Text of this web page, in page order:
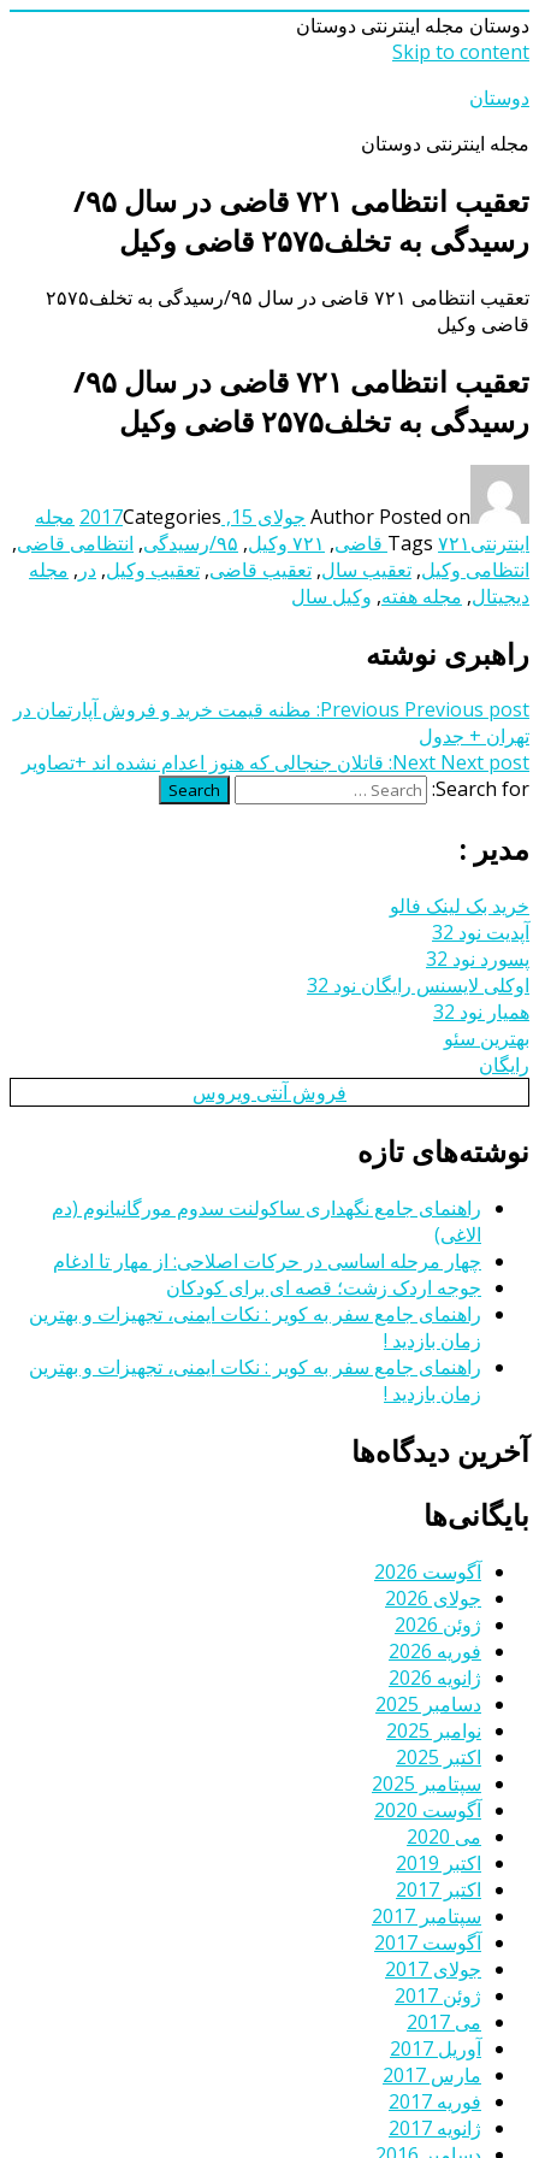
دوستان مجله اینترنتی دوستان
Skip to content
دوستان
مجله اینترنتی دوستان
تعقیب انتظامی ۷۲۱ قاضی در سال ۹۵/
رسیدگی به تخلف۲۵۷۵ قاضی وکیل
تعقیب انتظامی ۷۲۱ قاضی در سال ۹۵/رسیدگی به تخلف۲۵۷۵
قاضی وکیل
تعقیب انتظامی ۷۲۱ قاضی در سال ۹۵/
رسیدگی به تخلف۲۵۷۵ قاضی وکیل
Author Posted on جولای 15, 2017 Categories
مجله
اینترنتی
Tags ۷۲۱ قاضی , ۷۲۱ وکیل , ۹۵/رسیدگی , انتظامی قاضی,
انتظامی وکیل, تعقیب سال, تعقیب قاضی, تعقیب وکیل, در , مجله
دیجیتال, مجله هفته, وکیل سال
راهبری نوشته
Previous Previous post:
مظنه قیمت خرید و فروش آپارتمان در
تهران + جدول
Next Next post:
قاتلان جنجالی که هنوز اعدام نشده‌ اند +تصاویر
Search for:
Search
مدیر :
خرید بک لینک فالو
آپدیت نود 32
پسورد نود 32
اوکلی لایسنس رایگان نود 32
همیار نود 32
بهترین سئو
رایگان
فروش آنتی ویروس
نوشته‌های تازه
راهنمای جامع نگهداری ساکولنت سدوم مورگانیانوم (دم
الاغی)
چهار مرحله اساسی در حرکات اصلاحی: از مهار تا ادغام
جوجه اردک زشت؛ قصه ای برای کودکان
راهنمای جامع سفر به کویر : نکات ایمنی، تجهیزات و بهترین
زمان بازدید !
راهنمای جامع سفر به کویر : نکات ایمنی، تجهیزات و بهترین
زمان بازدید !
آخرین دیدگاه‌ها
بایگانی‌ها
آگوست 2026
جولای 2026
ژوئن 2026
فوریه 2026
ژانویه 2026
دسامبر 2025
نوامبر 2025
اکتبر 2025
سپتامبر 2025
آگوست 2020
می 2020
اکتبر 2019
اکتبر 2017
سپتامبر 2017
آگوست 2017
جولای 2017
ژوئن 2017
می 2017
آوریل 2017
مارس 2017
فوریه 2017
ژانویه 2017